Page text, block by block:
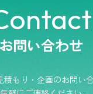
お問い合わせ
積もり・企画のお問い合